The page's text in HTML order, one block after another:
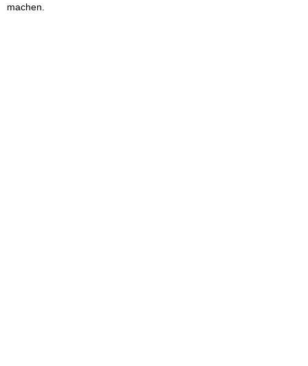
machen.